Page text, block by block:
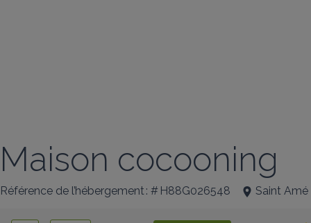
Maison cocooning
Référence de l’hébergement : # H88G026548 Saint Amé